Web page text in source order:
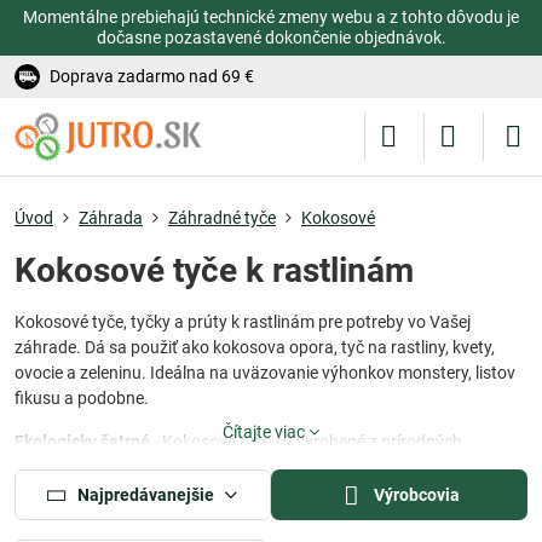
Momentálne prebiehajú technické zmeny webu a z tohto dôvodu je
dočasne pozastavené dokončenie objednávok.
Doprava zadarmo nad 69 €
Úvod Záhrada Záhradné tyče Kokosové
Kokosové tyče k rastlinám
Kokosové tyče, tyčky a prúty k rastlinám pre potreby vo Vašej
záhrade. Dá sa použiť ako kokosova opora, tyč na rastliny, kvety,
ovocie a zeleninu. Ideálna na uväzovanie výhonkov monstery, listov
fikusu a podobne.
Ekologicky šetrné
- Kokosové tyče sú vyrobené z prírodných
materiálov a sú šetrné k životnému prostrediu. Ich použitie prispieva
k udržateľnejšej záhrade a ochrane prírody.
Dlhodobá podpora rastlín- Kokosové tyče poskytujú stabilnú
Čítajte viac
Najpredávanejšie Výrobcovia